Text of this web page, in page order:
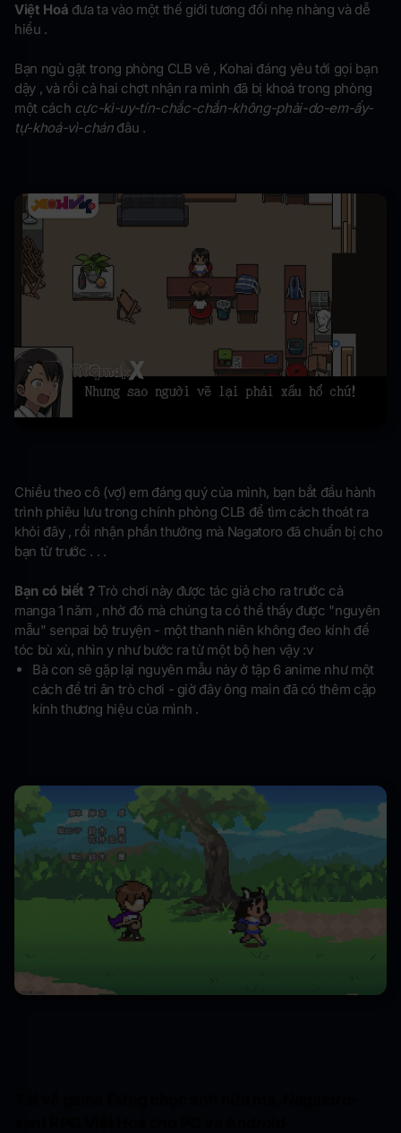
Việt Hoá đưa ta vào một thế giới tương đối nhẹ nhàng và dễ
hiểu .
Bạn ngủ gật trong phòng CLB vẽ , Kohai đáng yêu tới gọi bạn
dậy , và rồi cả hai chợt nhận ra mình đã bị khoá trong phòng
một cách cực-kì-uy-tín-chắc-chắn-không-phải-do-em-ấy-
tự-khoá-vì-chánđâu .
Chiều theo cô (vợ) em đáng quý của mình, bạn bắt đầu hành
trình phiêu lưu trong chính phòng CLB để tìm cách thoát ra
khỏi đây , rồi nhận phần thưởng mà Nagatoro đã chuẩn bị cho
bạn từ trước . . .
Bạn có biết ?Trò chơi này được tác giả cho ra trước cả
manga 1 năm , nhờ đó mà chúng ta có thể thấy được "nguyên
mẫu" senpai bộ truyện - một thanh niên không đeo kính để
tóc bù xù, nhìn y như bước ra từ một bộ hen vậy :v
Bà con sẽ gặp lại nguyên mẫu này ở tập 6 anime như một
cách để tri ân trò chơi - giờ đây ông main đã có thêm cặp
kính thương hiệu của mình .